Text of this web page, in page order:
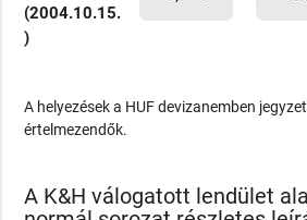
(2004.10.15.
)
A helyezések a HUF devizanemben
értelmezendők.
A K&H válogatott lendület